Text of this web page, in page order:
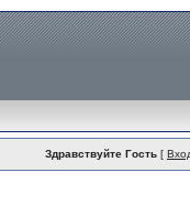
Здравствуйте Гость [